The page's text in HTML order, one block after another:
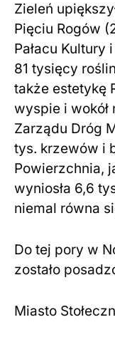
Zieleń
Pięciu Rogów
Pałacu Kultury
81 tysięcy
także estetykę
wyspie i
Zarządu Dróg
tys. krzewów i
Powierzchnia,
wyniosła 6,6
niemal równa
Do tej pory w
zostało
Miasto